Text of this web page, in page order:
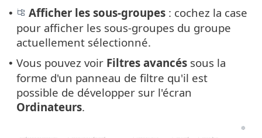
• Afficher les sous-groupes : cochez la case
pour afficher les sous-groupes du groupe
actuellement sélectionné.
• Vous pouvez voir Filtres avancés sous la
forme d'un panneau de filtre qu'il est
possible de développer sur l'écran
Ordinateurs.